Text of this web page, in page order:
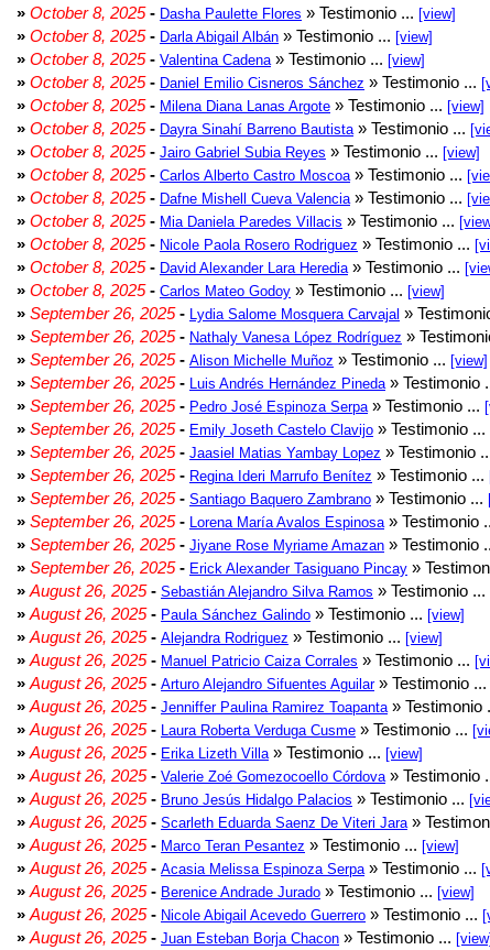
» October 8, 2025- Dasha Paulette Flores » Testimonio ... [view]
» October 8, 2025- Darla Abigail Albán » Testimonio ... [view]
» October 8, 2025- Valentina Cadena » Testimonio ... [view]
» October 8, 2025- Daniel Emilio Cisneros Sánchez » Testimonio ...
» October 8, 2025- Milena Diana Lanas Argote » Testimonio ... [view]
» October 8, 2025- Dayra Sinahí Barreno Bautista » Testimonio ...
» October 8, 2025- Jairo Gabriel Subia Reyes » Testimonio ... [view]
» October 8, 2025- Carlos Alberto Castro Moscoa » Testimonio ...
» October 8, 2025- Dafne Mishell Cueva Valencia » Testimonio ...
» October 8, 2025- Mia Daniela Paredes Villacis » Testimonio ...
» October 8, 2025- Nicole Paola Rosero Rodriguez » Testimonio ...
» October 8, 2025- David Alexander Lara Heredia » Testimonio ...
» October 8, 2025- Carlos Mateo Godoy » Testimonio ... [view]
» September 26, 2025- Lydia Salome Mosquera Carvajal »
» September 26, 2025- Nathaly Vanesa López Rodríguez »
» September 26, 2025- Alison Michelle Muñoz » Testimonio ... [view]
» September 26, 2025- Luis Andrés Hernández Pineda » Testimonio
» September 26, 2025- Pedro José Espinoza Serpa » Testimonio ...
» September 26, 2025- Emily Joseth Castelo Clavijo » Testimonio ...
» September 26, 2025- Jaasiel Matias Yambay Lopez » Testimonio
» September 26, 2025- Regina Ideri Marrufo Benítez » Testimonio ...
» September 26, 2025- Santiago Baquero Zambrano » Testimonio ...
» September 26, 2025- Lorena María Avalos Espinosa » Testimonio
» September 26, 2025- Jiyane Rose Myriame Amazan » Testimonio
» September 26, 2025- Erick Alexander Tasiguano Pincay »
» August 26, 2025- Sebastián Alejandro Silva Ramos » Testimonio ...
» August 26, 2025- Paula Sánchez Galindo » Testimonio ... [view]
» August 26, 2025- Alejandra Rodriguez » Testimonio ... [view]
» August 26, 2025- Manuel Patricio Caiza Corrales » Testimonio ...
» August 26, 2025- Arturo Alejandro Sifuentes Aguilar» Testimonio ...
» August 26, 2025- Jenniffer Paulina Ramirez Toapanta » Testimonio
» August 26, 2025- Laura Roberta Verduga Cusme » Testimonio ...
» August 26, 2025- Erika Lizeth Villa » Testimonio ... [view]
» August 26, 2025- Valerie Zoé Gomezocoello Córdova » Testimonio
» August 26, 2025- Bruno Jesús Hidalgo Palacios » Testimonio ...
» August 26, 2025- Scarleth Eduarda Saenz De Viteri Jara »
» August 26, 2025- Marco Teran Pesantez » Testimonio ... [view]
» August 26, 2025- Acasia Melissa Espinoza Serpa » Testimonio ...
» August 26, 2025- Berenice Andrade Jurado » Testimonio ... [view]
» August 26, 2025- Nicole Abigail Acevedo Guerrero » Testimonio ...
» August 26, 2025- Juan Esteban Borja Chacon » Testimonio ... [view]